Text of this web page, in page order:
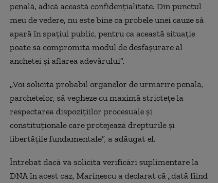
penală, adică această confidențialitate. Din punctul
meu de vedere, nu este bine ca probele unei cauze să
apară în spațiul public, pentru ca această situație
poate să compromită modul de desfășurare al
anchetei și aflarea adevărului”.
„Voi solicita probabil organelor de urmărire penală,
parchetelor, să vegheze cu maximă strictețe la
respectarea dispozițiilor procesuale și
constituționale care protejează drepturile și
libertățile fundamentale”, a adăugat el.
Întrebat dacă va solicita verificări suplimentare la
DNA în acest caz, Marinescu a declarat că „dată fiind